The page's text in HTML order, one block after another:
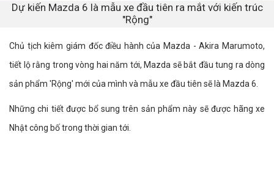
Dự kiến Mazda 6 là mẫu xe đầu tiên ra mắt với kiến trúc
"Rộng"
Chủ tịch kiêm giám đốc điều hành của Mazda - Akira Marumoto,
tiết lộ rằng trong vòng hai năm tới, Mazda sẽ bắt đầu tung ra dòng
sản phẩm 'Rộng' mới của mình và mẫu xe đầu tiên sẽ là Mazda 6.
Những chi tiết được bổ sung trên sản phẩm này sẽ được hãng xe
Nhật công bố trong thời gian tới.​